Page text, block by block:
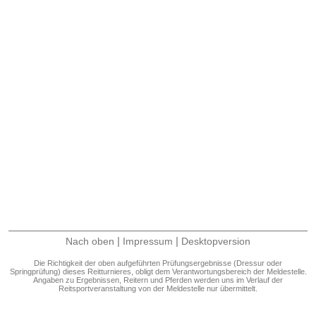
Nach oben | Impressum | Desktopversion
Die Richtigkeit der oben aufgeführten Prüfungsergebnisse (Dressur oder
Springprüfung) dieses Reitturnieres, obligt dem Verantwortungsbereich der Meldestelle.
Angaben zu Ergebnissen, Reitern und Pferden werden uns im Verlauf der
Reitsportveranstaltung von der Meldestelle nur übermittelt.